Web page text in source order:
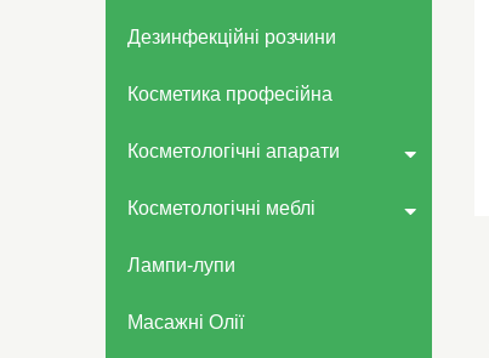
Дезинфекційні розчини
Косметика професійна
Косметологічні апарати
Косметологічні меблі
Лампи-лупи
Масажні Олії